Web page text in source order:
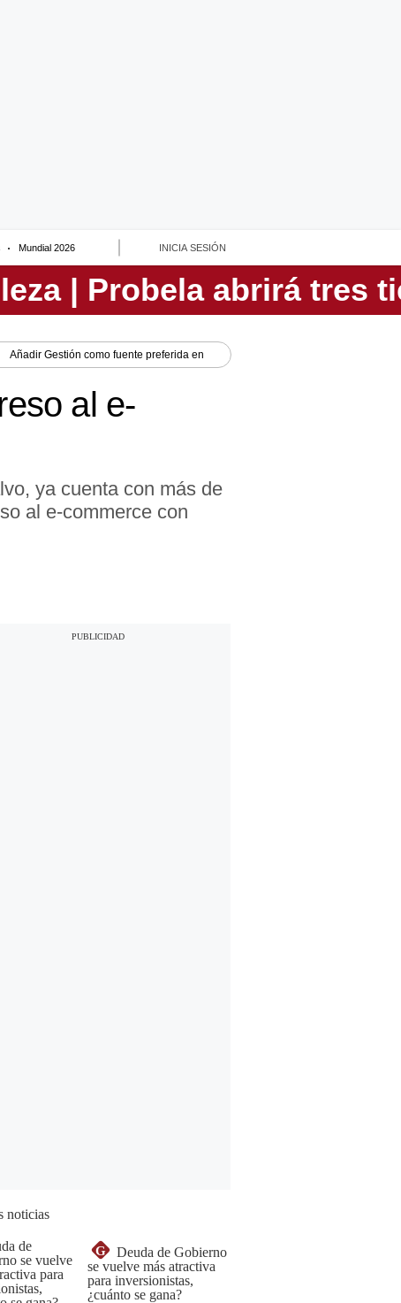
Mundial 2026 INICIA SESIÓN
Añadir Gestión como fuente preferida en
al e-
ya cuenta con más de
al e-commerce con
noticias
G
Deuda de Gobierno
se vuelve más atractiva
para inversionistas,
¿cuánto se gana?